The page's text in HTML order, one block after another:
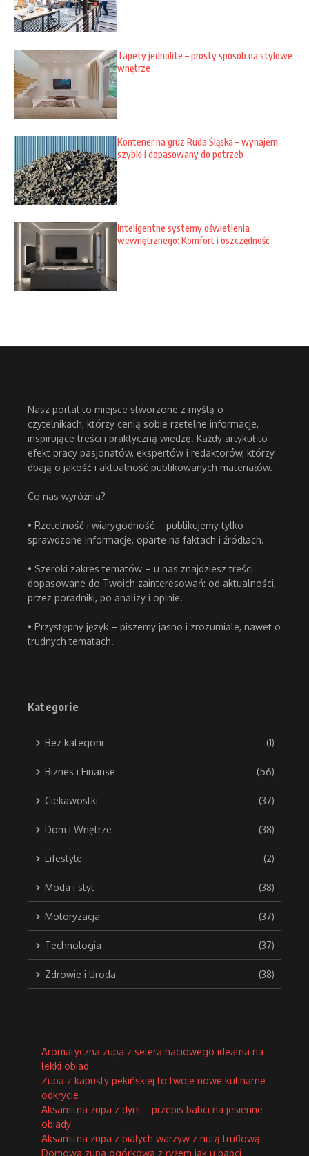
Tapety jednolite – prosty sposób na stylowe
wnętrze
Kontener na gruz Ruda Śląska – wynajem
szybki i dopasowany do potrzeb
Inteligentne systemy oświetlenia
wewnętrznego: Komfort i oszczędność
Nasz portal to miejsce stworzone z myślą o
czytelnikach, którzy cenią sobie rzetelne informacje,
inspirujące treści i praktyczną wiedzę. Każdy artykuł to
efekt pracy pasjonatów, ekspertów i redaktorów, którzy
dbają o jakość i aktualność publikowanych materiałów.
Co nas wyróżnia?
• Rzetelność i wiarygodność – publikujemy tylko
sprawdzone informacje, oparte na faktach i źródłach.
• Szeroki zakres tematów – u nas znajdziesz treści
dopasowane do Twoich zainteresowań: od aktualności,
przez poradniki, po analizy i opinie.
• Przystępny język – piszemy jasno i zrozumiale, nawet o
trudnych tematach.
Kategorie
Bez kategorii (1)
Biznes i Finanse (56)
Ciekawostki (37)
Dom i Wnętrze (38)
Lifestyle (2)
Moda i styl (38)
Motoryzacja (37)
Technologia (37)
Zdrowie i Uroda (38)
Aromatyczna zupa z selera naciowego idealna na
lekki obiad
Zupa z kapusty pekińskiej to twoje nowe kulinarne
odkrycie
Aksamitna zupa z dyni – przepis babci na jesienne
obiady
Aksamitna zupa z białych warzyw z nutą truflową
Domowa zupa ogórkowa z ryżem jak u babci